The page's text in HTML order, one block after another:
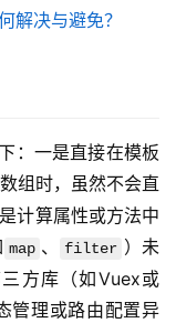
：一是直接在模板
组时，虽然不会直
计算属性或方法中
map 、 filter ）未
方库（如Vuex或
管理或路由配置异